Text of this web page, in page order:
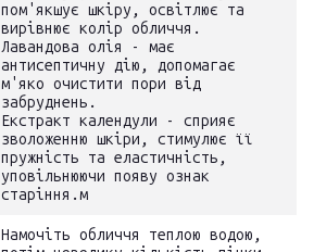
пом'якшує шкіру, освітлює та
вирівнює колір обличчя.
Лавандова олія - має
антисептичну дію, допомагає
м'яко очистити пори від
забруднень.
Екстракт календули - сприяє
зволоженню шкіри, стимулює її
пружність та еластичність,
уповільнюючи появу ознак
старіння.м
Намочіть обличчя теплою водою,